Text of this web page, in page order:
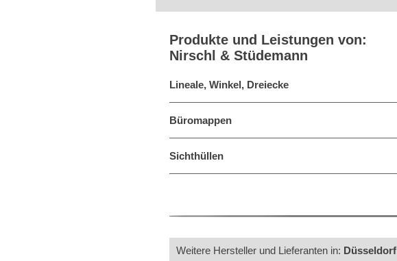
Produkte und Leistungen von:
Nirschl & Stüdemann
Lineale, Winkel, Dreiecke
Büromappen
Sichthüllen
Weitere Hersteller und Lieferanten in: Düsseldorf